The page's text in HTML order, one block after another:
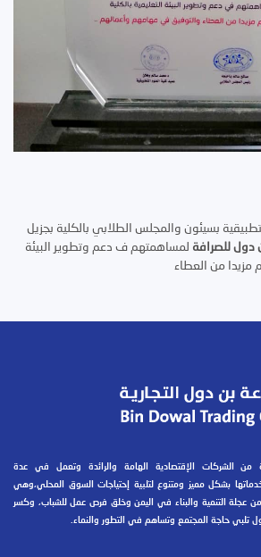
بسيئون والمجلس الطلابي بالكلية بجزيل
للصرافة لمساهمتهم ف دعم وتطوير البيئة
مزيدا من العطاء
من الشركات الإقتصادية الهامة والرائدة وتعمل في عدة
بشكل مميز ومتنوع لتلبية إحتياجات السوق المحلي،وهي
عجلة التنمية والبناء في اليمن وخلق فرص عمل للشباب، وكسر
تلبي حاجة المجتمع وتساهم في التطور والنماء.